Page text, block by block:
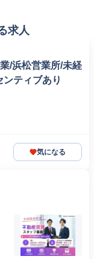
求人
/浜松営業所/未経
ティブあり
気になる